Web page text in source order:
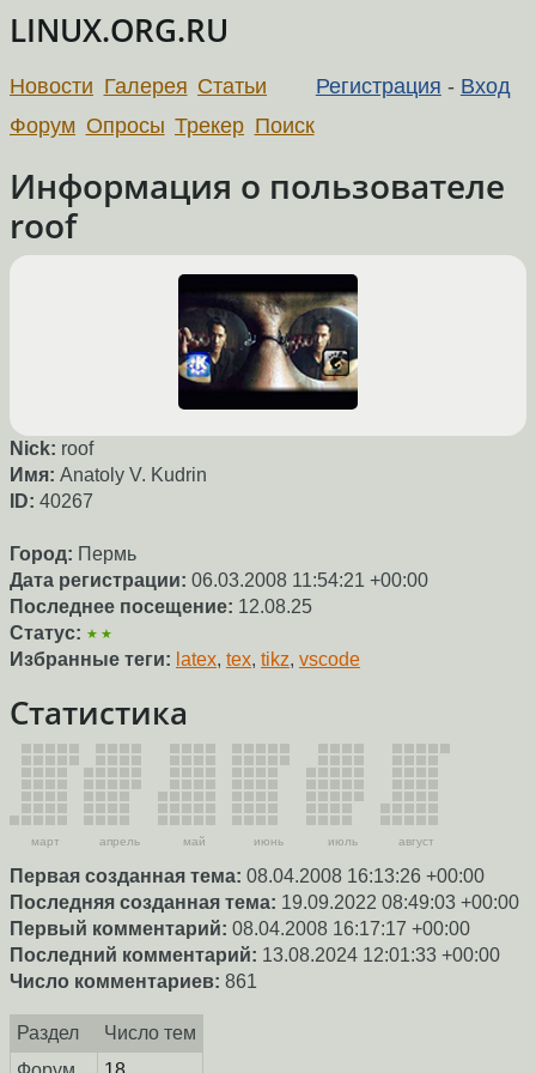
LINUX.ORG.RU
Регистрация - Вход
Новости Галерея Статьи
Форум Опросы Трекер Поиск
Информация о пользователе
roof
Nick: roof
Имя: Anatoly V. Kudrin
ID: 40267
Город: Пермь
Дата регистрации: 06.03.2008 11:54:21 +00:00
Последнее посещение: 12.08.25
Статус: ★★
Избранные теги: latex, tex, tikz, vscode
Статистика
март апрель май июнь июль август
Первая созданная тема: 08.04.2008 16:13:26 +00:00
Последняя созданная тема: 19.09.2022 08:49:03 +00:00
Первый комментарий: 08.04.2008 16:17:17 +00:00
Последний комментарий: 13.08.2024 12:01:33 +00:00
Число комментариев: 861
Раздел
Число тем